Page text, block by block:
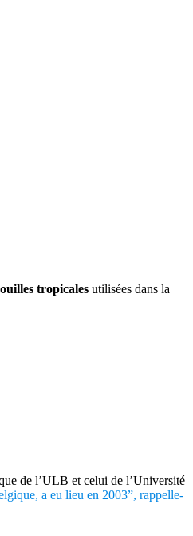
tropicales utilisées dans la
de l’ULB et celui de l’Université
a eu lieu en 2003”, rappelle-